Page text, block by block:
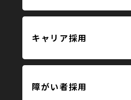
キャリア採用
障がい者採用